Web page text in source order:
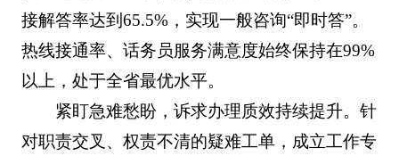
接解答率达到65.5%，实现一般咨询“即时答”。
热线接通率、话务员服务满意度始终保持在99%
以上，处于全省最优水平。
紧盯急难愁盼，诉求办理质效持续提升。针
对职责交叉、权责不清的疑难工单，成立工作专